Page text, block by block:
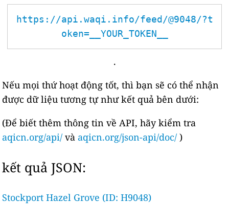
https://api.waqi.info/feed/@9048/?t
oken=__YOUR_TOKEN__
.
Nếu mọi thứ hoạt động tốt, thì bạn sẽ có thể nhận
được dữ liệu tương tự như kết quả bên dưới:
(Để biết thêm thông tin về API, hãy kiểm tra
aqicn.org/api/ và aqicn.org/json-api/doc/ )
kết quả JSON:
Stockport Hazel Grove (ID: H9048)